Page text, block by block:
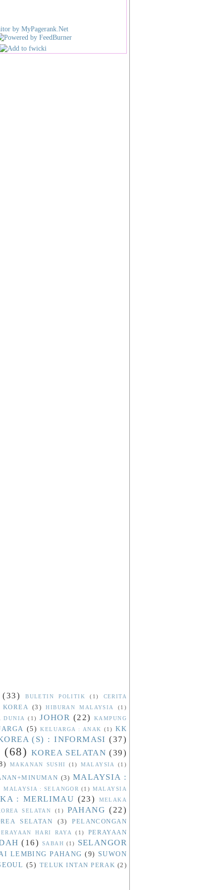
(33) BULETIN POLITIK (1)
CERITA
(3) HIBURAN MALAYSIA (1)
DUNIA (1) JOHOR (22)
KAMPUNG
(5) KELUARGA : ANAK (1)
KK
(S) : INFORMASI (37)
(68) KOREA SELATAN (39)
MAKANAN SUSHI (1) MALAYSIA (1)
(3) MALAYSIA :
MALAYSIA : SELANGOR (1) MALAYSIA
: MERLIMAU (23)
MELAKA
SELATAN (1) PAHANG (22)
SELATAN (3)
PELANCONGAN
HARI RAYA (1)
PERAYAAN
(16) SABAH (1)
SELANGOR
LEMBING PAHANG (9) SUWON
(5) TELUK INTAN PERAK (2)